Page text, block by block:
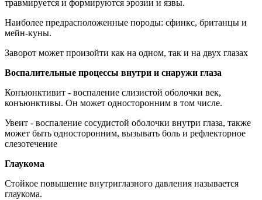
травмируется и формируются эрозии и язвы.
Наиболее предрасположенные породы: сфинкс, британцы и
мейн-куны.
Заворот может произойти как на одном, так и на двух глазах
Воспалительные процессы внутри и снаружи глаза
Конъюнктивит - воспаление слизистой оболочки век,
конъюнктивы. Он может односторонним в том числе.
Увеит - воспаление сосудистой оболочки внутри глаза, также
может быть односторонним, вызывать боль и рефлекторное
слезотечение
Глаукома
Стойкое повышение внутриглазного давления называется
глаукома.